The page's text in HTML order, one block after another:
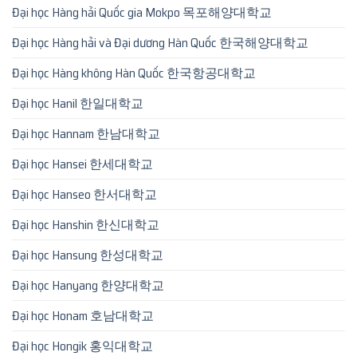
Đại học Hàng hải Quốc gia Mokpo 목포해양대학교
Đại học Hàng hải và Đại dương Hàn Quốc 한국해양대학교
Đại học Hàng không Hàn Quốc 한국항공대학교
Đại học Hanil 한일대학교
Đại học Hannam 한남대학교
Đại học Hansei 한세대학교
Đại học Hanseo 한서대학교
Đại học Hanshin 한신대학교
Đại học Hansung 한성대학교
Đại học Hanyang 한양대학교
Đại học Honam 호남대학교
Đại học Hongik 홍익대학교